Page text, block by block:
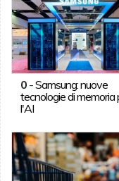
0-Samsung: nuove
tecnologie di memoria
l'AI